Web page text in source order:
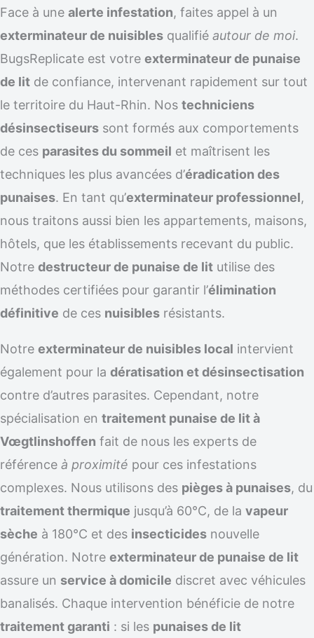
Face à une alerte infestation, faites appel à un
exterminateur de nuisibles qualifié autour de moi.
BugsReplicate est votre exterminateur de punaise
de lit de confiance, intervenant rapidement sur tout
le territoire du Haut-Rhin. Nos techniciens
désinsectiseurs sont formés aux comportements
de ces parasites du sommeil et maîtrisent les
techniques les plus avancées d’éradication des
punaises. En tant qu’exterminateur professionnel,
nous traitons aussi bien les appartements, maisons,
hôtels, que les établissements recevant du public.
Notre destructeur de punaise de lit utilise des
méthodes certifiées pour garantir l’élimination
définitive de ces nuisibles résistants.
Notre exterminateur de nuisibles local intervient
également pour la dératisation et désinsectisation
contre d’autres parasites. Cependant, notre
spécialisation en traitement punaise de lit à
Vœgtlinshoffen fait de nous les experts de
référence à proximité pour ces infestations
complexes. Nous utilisons des pièges à punaises, du
traitement thermique jusqu’à 60°C, de la vapeur
sèche à 180°C et des insecticides nouvelle
génération. Notre exterminateur de punaise de lit
assure un service à domicile discret avec véhicules
banalisés. Chaque intervention bénéficie de notre
traitement garanti : si les punaises de lit